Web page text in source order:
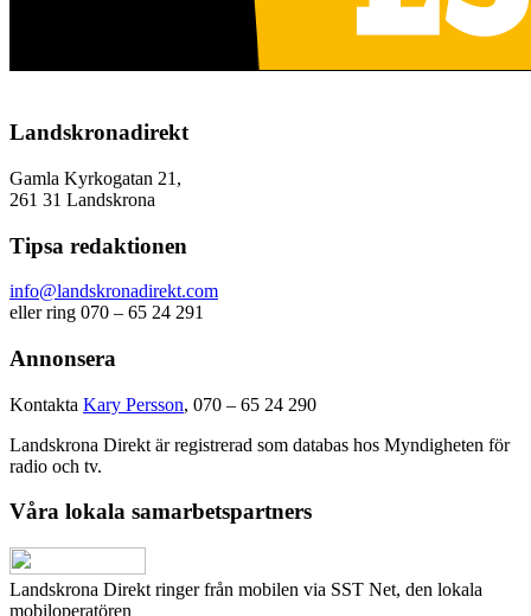
Landskronadirekt
Gamla Kyrkogatan 21,
261 31 Landskrona
Tipsa redaktionen
info@landskronadirekt.com
eller ring 070 – 65 24 291
Annonsera
Kontakta Kary Persson, 070 – 65 24 290
Landskrona Direkt är registrerad som databas hos Myndigheten för
radio och tv.
Våra lokala samarbetspartners
Landskrona Direkt ringer från mobilen via SST Net, den lokala
mobiloperatören